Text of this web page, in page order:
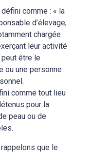
comme : « la
d’élevage,
chargée
leur activité
être le
ou une personne
comme tout lieu
pour la
peau ou de
que le